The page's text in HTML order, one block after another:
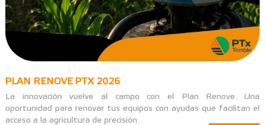
PLAN RENOVE PTX 2026
La innovación vuelve al campo con el Plan Renove. Una
oportunidad para renovar tus equipos con ayudas que facilitan el
acceso a la agricultura de precisión.